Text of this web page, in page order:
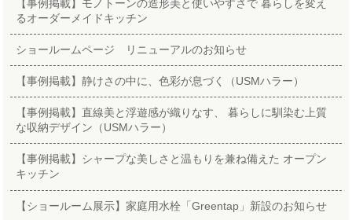
【事例掲載】モノトーンの造形美と使いやすさで 暮らしを変え
るオーダーメイドキッチン
ショールームページ リニューアルのお知らせ
【事例掲載】静けさの中に、色彩が息づく（USMハラー）
【事例掲載】直線美と浮遊感が織りなす、 暮らしに馴染む上質
な収納デザイン（USMハラー）
【事例掲載】シャープな美しさと温もりを兼ね備えた オープン
キッチン
【ショールーム展示】家庭用水栓「Greentap」新設のお知らせ